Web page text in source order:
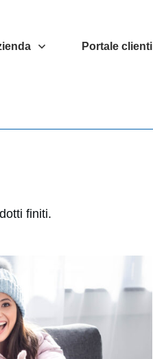
Portale clienti
finiti.